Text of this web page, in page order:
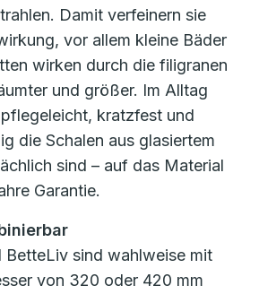
Damit verfeinern sie
vor allem kleine Bäder
wirken durch die filigranen
und größer. Im Alltag
kratzfest und
die Schalen aus glasiertem
sind – auf das Material
Garantie.
BetteLiv sind wahlweise mit
von 320 oder 420 mm